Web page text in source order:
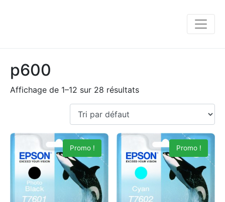
p600
Affichage de 1–12 sur 28 résultats
Promo ! Promo !